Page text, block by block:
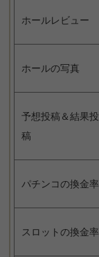
ホールレビュー
ホールの写真
予想投稿＆結果投
稿
パチンコの換金率
スロットの換金率